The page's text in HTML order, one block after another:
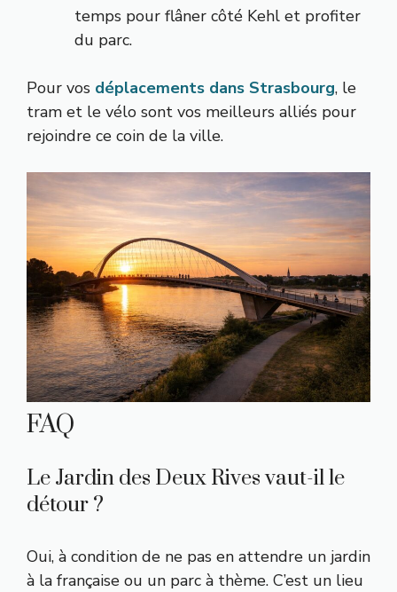
temps pour flâner côté Kehl et profiter
du parc.
Pour vos déplacements dans Strasbourg, le
tram et le vélo sont vos meilleurs alliés pour
rejoindre ce coin de la ville.
FAQ
Le Jardin des Deux Rives vaut-il le
détour ?
Oui, à condition de ne pas en attendre un jardin
à la française ou un parc à thème. C’est un lieu